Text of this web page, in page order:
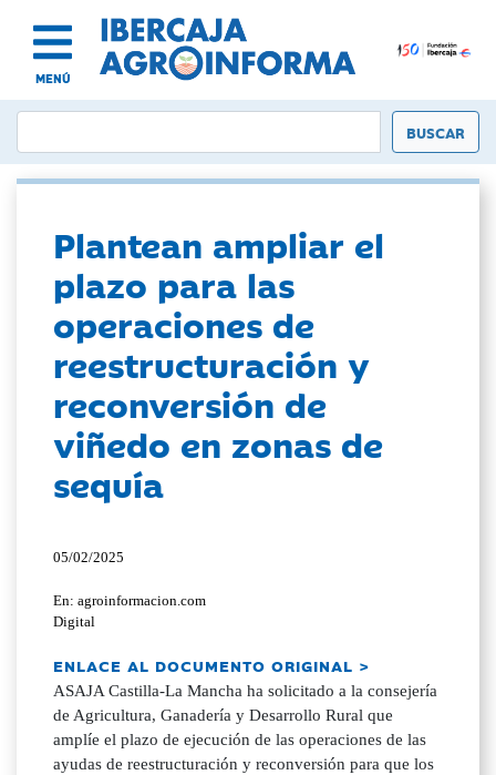
MENÚ
Plantean ampliar el
plazo para las
operaciones de
reestructuración y
reconversión de
viñedo en zonas de
sequía
05/02/2025
En: agroinformacion.com
Digital
ENLACE AL DOCUMENTO ORIGINAL >
ASAJA Castilla-La Mancha ha solicitado a la consejería
de Agricultura, Ganadería y Desarrollo Rural que
amplíe el plazo de ejecución de las operaciones de las
ayudas de reestructuración y reconversión para que los